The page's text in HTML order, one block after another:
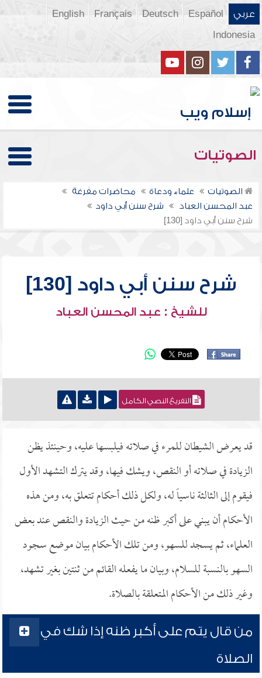
عربي Español
Deutsch
Français
English
Indonesia
الصوتيات
الصوتيات علماء ودعاة
محاضرات مفرغة
عبد المحسن العباد
شرح سنن أبي داود
شرح سنن أبي داود [130]
شرح سنن أبي داود [130]
للشيخ : عبد المحسن العباد
التفريغ النصي الكامل
قد يعرض الشيطان للمرء في صلاته فيلبسها عليه، وحينئذ يظن
الزيادة في صلاته أو النقص، ويشك فيها، وقد يترك التشهد الأول
فيقوم إلى الثالثة ناسياً له، ولكل ذلك أحكام تتعلق به، ومن هذه
الأحكام أن يبني على أكبر ظنه من حيث الزيادة والنقص عند بعض
العلماء، ثم يسجد للسهو، ومن تلك الأحكام بيان موضع سجود
السهو بالنسبة للسلام، وبيان ما يفعله القائم من ثنتين بغير تشهد،
وغير ذلك من الأحكام المتعلقة بالصلاة.
من قال يتم على أكبر ظنه إذا شك في
الصلاة